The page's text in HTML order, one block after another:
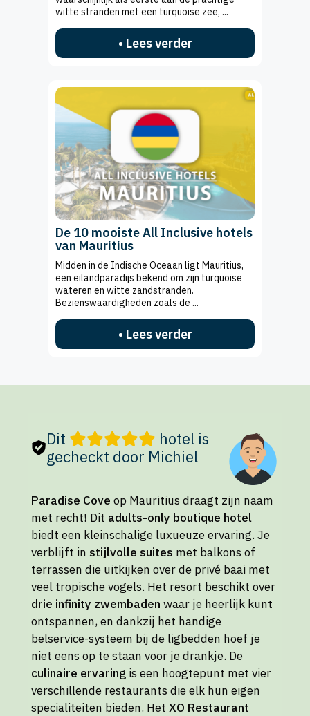
witte stranden met een turquoise zee, ...
• Lees verder
De 10 mooiste All Inclusive hotels
van Mauritius
Midden in de Indische Oceaan ligt Mauritius,
een eilandparadijs bekend om zijn turquoise
wateren en witte zandstranden.
Bezienswaardigheden zoals de ...
• Lees verder
Dit
hotel is
gecheckt door Michiel
Paradise Cove op Mauritius draagt zijn naam
met recht! Dit adults-only boutique hotel
biedt een kleinschalige luxueuze ervaring. Je
verblijft in stijlvolle suites met balkons of
terrassen die uitkijken over de privé baai met
veel tropische vogels. Het resort beschikt over
drie infinity zwembaden waar je heerlijk kunt
ontspannen, en dankzij het handige
belservice-systeem bij de ligbedden hoef je
niet eens op te staan voor je drankje. De
culinaire ervaring is een hoogtepunt met vier
verschillende restaurants die elk hun eigen
specialiteiten bieden. Het XO Restaurant